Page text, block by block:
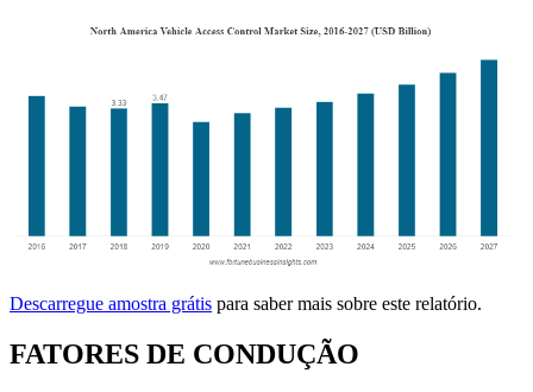
Descarregue amostra grátis para saber mais sobre este relatório.
FATORES DE CONDUÇÃO